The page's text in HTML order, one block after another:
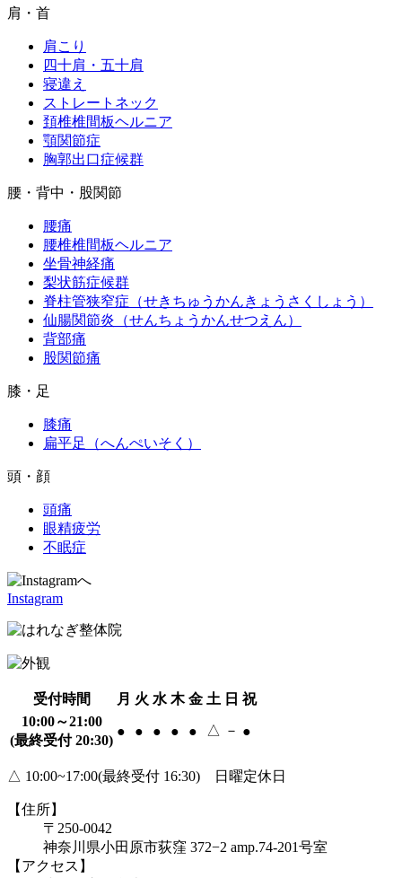
肩・首
肩こり
四十肩・五十肩
寝違え
ストレートネック
頚椎椎間板ヘルニア
顎関節症
胸郭出口症候群
腰・背中・股関節
腰痛
腰椎椎間板ヘルニア
坐骨神経痛
梨状筋症候群
脊柱管狭窄症（せきちゅうかんきょうさくしょう）
仙腸関節炎（せんちょうかんせつえん）
背部痛
股関節痛
膝・足
膝痛
扁平足（へんぺいそく）
頭・顔
頭痛
眼精疲労
不眠症
Instagram
受付時間 月 火 水 木 金 土 日 祝
10:00～21:00
(最終受付 20:30)
● ● ● ● ● △ － ●
△ 10:00~17:00(最終受付 16:30) 日曜定休日
【住所】
〒250-0042
神奈川県小田原市荻窪 372−2 amp.74-201号室
【アクセス】